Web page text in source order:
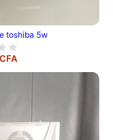
toshiba 5w